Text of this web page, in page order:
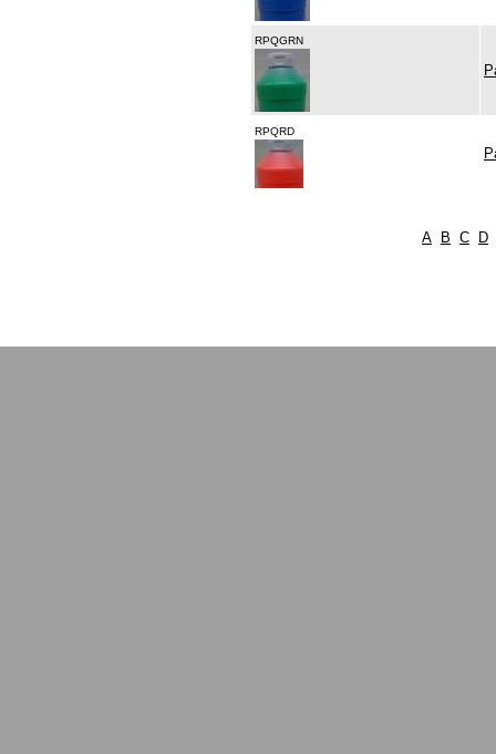
RPQGRN
RPQRD
A B C D